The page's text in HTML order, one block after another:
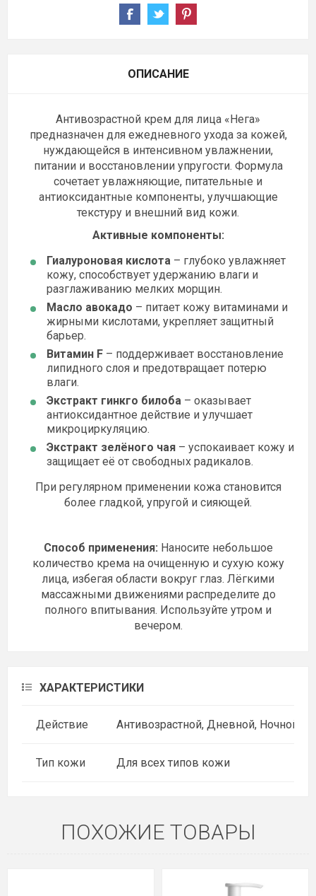
ОПИСАНИЕ
Антивозрастной крем для лица «Нега»
предназначен для ежедневного ухода за кожей,
нуждающейся в интенсивном увлажнении,
питании и восстановлении упругости. Формула
сочетает увлажняющие, питательные и
антиоксидантные компоненты, улучшающие
текстуру и внешний вид кожи.
Активные компоненты:
Гиалуроновая кислота – глубоко увлажняет
кожу, способствует удержанию влаги и
разглаживанию мелких морщин.
Масло авокадо – питает кожу витаминами и
жирными кислотами, укрепляет защитный
барьер.
Витамин F – поддерживает восстановление
липидного слоя и предотвращает потерю
влаги.
Экстракт гинкго билоба – оказывает
антиоксидантное действие и улучшает
микроциркуляцию.
Экстракт зелёного чая – успокаивает кожу и
защищает её от свободных радикалов.
При регулярном применении кожа становится
более гладкой, упругой и сияющей.
Способ применения: Наносите небольшое
количество крема на очищенную и сухую кожу
лица, избегая области вокруг глаз. Лёгкими
массажными движениями распределите до
полного впитывания. Используйте утром и
вечером.
ХАРАКТЕРИСТИКИ
Действие Антивозрастной, Дневной, Ночной
Тип кожи Для всех типов кожи
ПОХОЖИЕ ТОВАРЫ